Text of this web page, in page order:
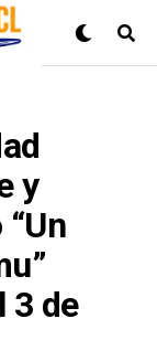
y
3 de